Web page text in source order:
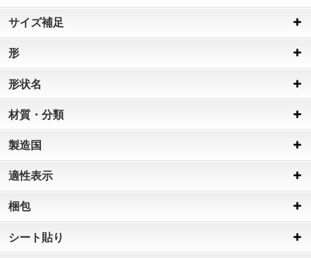
サイズ補足
形
形状名
材質・分類
製造国
適性表示
梱包
シート貼り